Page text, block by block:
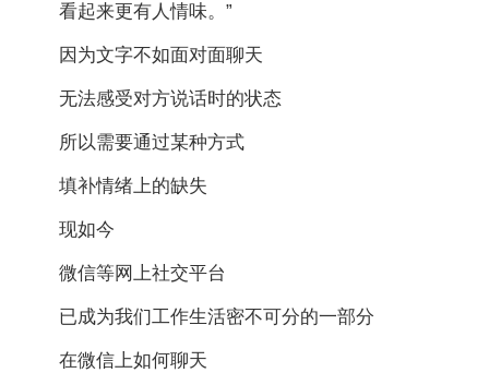
看起来更有人情味。”
因为文字不如面对面聊天
无法感受对方说话时的状态
所以需要通过某种方式
填补情绪上的缺失
现如今
微信等网上社交平台
已成为我们工作生活密不可分的一部分
在微信上如何聊天